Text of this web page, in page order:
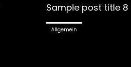
Sample post title 8
Allgemein